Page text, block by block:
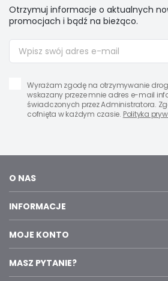
Otrzymuj informacje o aktualnych
promocjach i bądź na bieżąco.
Wyrażam zgodę na otrzymywanie
wskazany przeze mnie adres e-mail
świadczonych przez Administratora.
cofnięta w każdym czasie. Polityka
O NAS
INFORMACJE
MOJE KONTO
MASZ PYTANIE?